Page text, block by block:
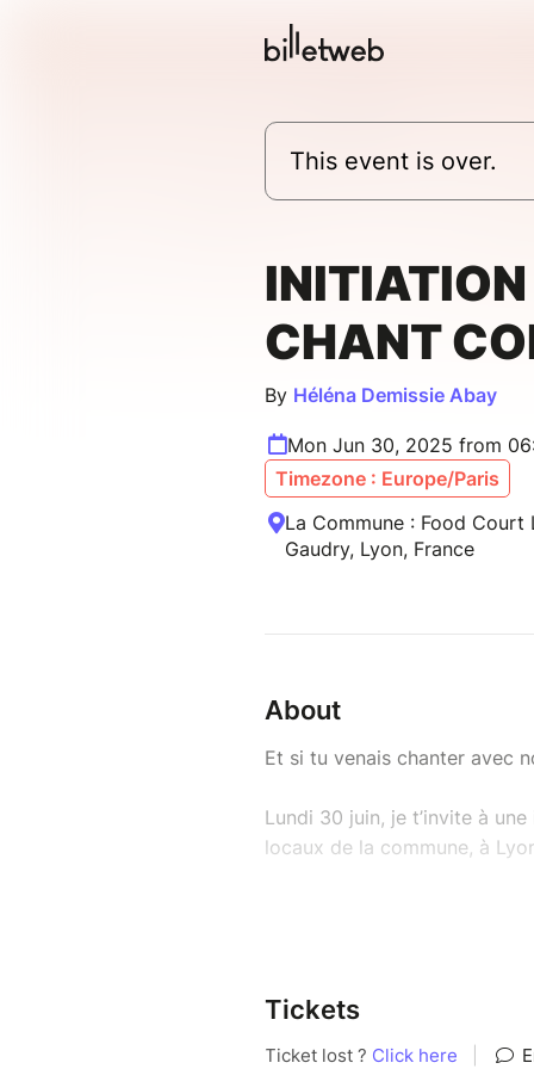
This event is over.
CHANT
By Héléna Demissie Abay
Mon Jun 30, 2025 from
Timezone : Europe/Paris
La Commune : Food Court
Gaudry, Lyon, France
About
Et si tu venais chanter avec
Lundi 30 juin, je t’invite à
locaux de la commune, à
Au programme:
18h30 → Échauffement
toi-même et aux autres.
Tickets